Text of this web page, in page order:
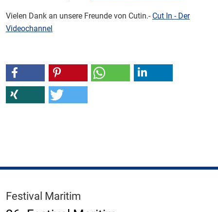
Vielen Dank an unsere Freunde von Cutin.- Cut In - Der
Videochannel
Festival Maritim